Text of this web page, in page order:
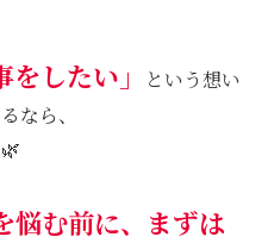
したい」
という想い
なら、
悩む前に、まずは